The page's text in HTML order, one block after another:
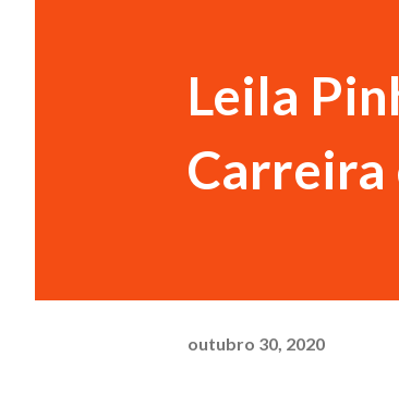
Leila
Carreira
outubro 30, 2020